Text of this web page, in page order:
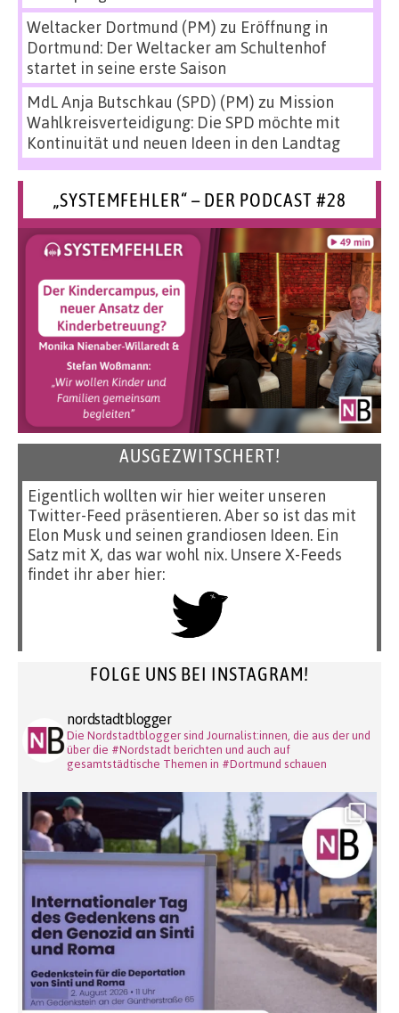
Weltacker Dortmund (PM) zu Eröffnung in
Dortmund: Der Weltacker am Schultenhof
startet in seine erste Saison
MdL Anja Butschkau (SPD) (PM) zu Mission
Wahlkreisverteidigung: Die SPD möchte mit
Kontinuität und neuen Ideen in den Landtag
„SYSTEMFEHLER“ – DER PODCAST #28
AUSGEZWITSCHERT!
Eigentlich wollten wir hier weiter unseren
Twitter-Feed präsentieren. Aber so ist das mit
Elon Musk und seinen grandiosen Ideen. Ein
Satz mit X, das war wohl nix. Unsere X-Feeds
findet ihr aber hier:
FOLGE UNS BEI INSTAGRAM!
nordstadtblogger
Die Nordstadtblogger sind Journalist:innen, die aus der und
über die #Nordstadt berichten und auch auf
gesamtstädtische Themen in #Dortmund schauen